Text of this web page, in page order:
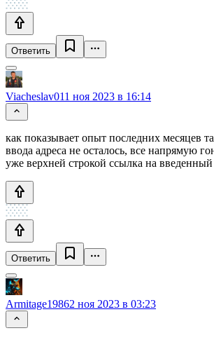
Ответить
Viacheslav011 ноя 2023 в 16:14
как показывает опыт последних месяцев
ввода адреса не осталось, все напрямую
уже верхней строкой ссылка на введенный
Ответить
Armitage19862 ноя 2023 в 03:23